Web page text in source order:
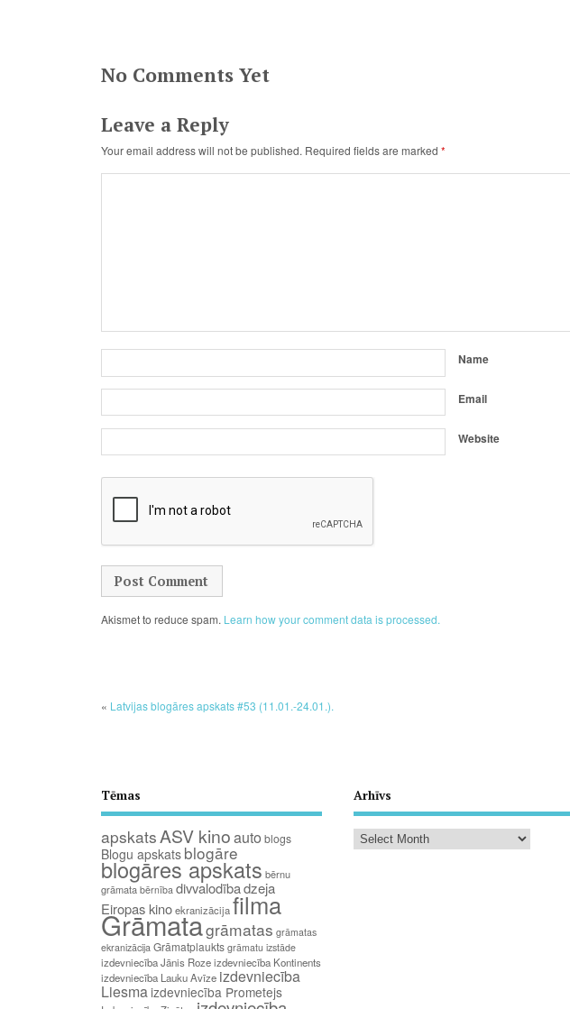
No Comments Yet
Leave a Reply
Your email address will not be published. Required fields are marked *
Name
Email
Website
Akismet to reduce spam. Learn how your comment data is processed.
« Latvijas blogāres apskats #53 (11.01.-24.01.).
Tēmas
apskats ASV kinoauto blogs
Blogu apskats blogāre
blogāres apskats bērnu
grāmata bērnība divvalodībadzeja
Eiropas kinoekranizācijafilma
Grāmatagrāmatas grāmatas
ekranizācija Grāmatplaukts grāmatu izstāde
izdevniecība Jānis Rozeizdevniecība Kontinents
izdevniecība Lauku Avīze izdevniecība
Liesmaizdevniecība Prometejs
Arhīvs